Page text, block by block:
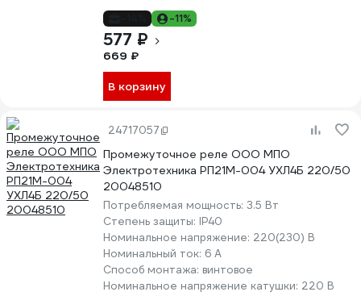
-11%
577 ₽
669 ₽
В корзину
24717057
Промежуточное реле ООО МПО
Электротехника РП21М-004 УХЛ4Б 220/50
20048510
Потребляемая мощность: 3.5 Вт
Степень защиты: IP40
Номинальное напряжение: 220(230) В
Номинальный ток: 6 А
Способ монтажа: винтовое
Номинальное напряжение катушки: 220 В